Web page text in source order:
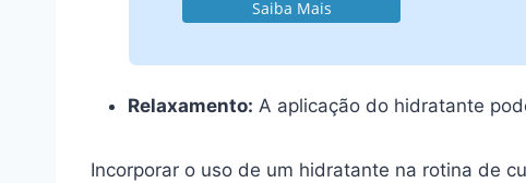
Saiba Mais
Relaxamento: A aplicação do hidratante
Incorporar o uso de um hidratante na rotina de